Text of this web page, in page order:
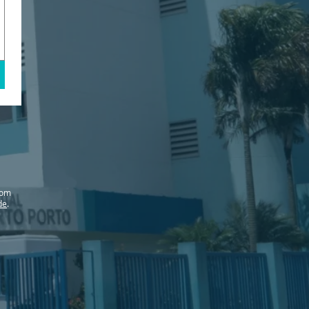
.